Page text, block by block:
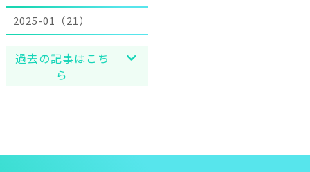
2025-01（21）
過去の記事はこち
ら